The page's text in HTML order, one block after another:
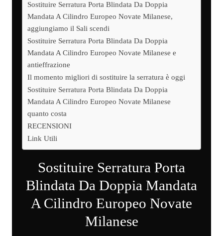
Sostituire Serratura Porta Blindata Da Doppia
Mandata A Cilindro Europeo Novate Milanese,
aggiungiamo il Sali scendi
Sostituire Serratura Porta Blindata Da Doppia
Mandata A Cilindro Europeo Novate Milanese e
antieffrazione
Il momento migliori di sostituire la serratura è oggi
Sostituire Serratura Porta Blindata Da Doppia
Mandata A Cilindro Europeo Novate Milanese
quanto costa
RECENSIONI
Link Utili
Sostituire Serratura Porta
Blindata Da Doppia Mandata
A Cilindro Europeo Novate
Milanese